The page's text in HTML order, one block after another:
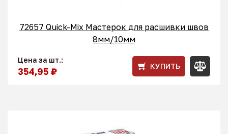
72657 Quick-Mix Мастерок для расшивки швов
8мм/10мм
Цена за шт.:
354,95 ₽ КУПИТЬ